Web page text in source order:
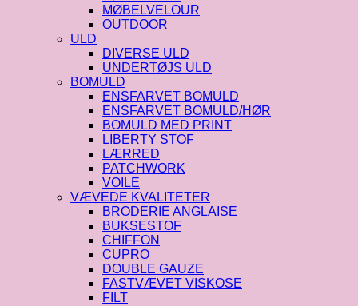
MØBELVELOUR
OUTDOOR
ULD
DIVERSE ULD
UNDERTØJS ULD
BOMULD
ENSFARVET BOMULD
ENSFARVET BOMULD/HØR
BOMULD MED PRINT
LIBERTY STOF
LÆRRED
PATCHWORK
VOILE
VÆVEDE KVALITETER
BRODERIE ANGLAISE
BUKSESTOF
CHIFFON
CUPRO
DOUBLE GAUZE
FASTVÆVET VISKOSE
FILT